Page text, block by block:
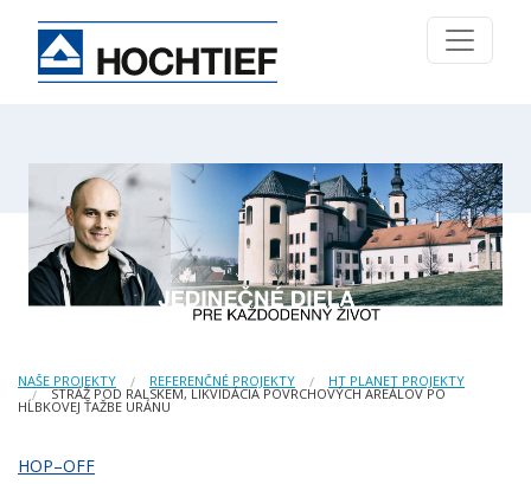
NAŠE PROJEKTY REFERENČNÉ PROJEKTY HT PLANET PROJEKTY
STRÁŽ POD RALSKEM, LIKVIDÁCIA POVRCHOVÝCH AREÁLOV PO
HĹBKOVEJ ŤAŽBE URÁNU
HOP–OFF